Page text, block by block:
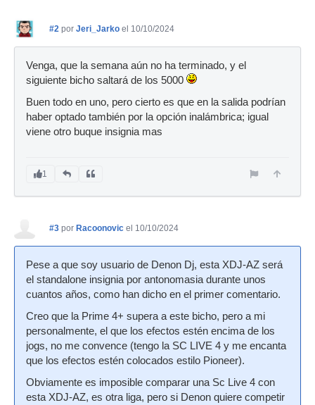
#2 por Jeri_Jarko el 10/10/2024
Venga, que la semana aún no ha terminado, y el
siguiente bicho saltará de los 5000
Buen todo en uno, pero cierto es que en la salida podrían
haber optado también por la opción inalámbrica; igual
viene otro buque insignia mas
1
#3 por Racoonovic el 10/10/2024
Pese a que soy usuario de Denon Dj, esta XDJ-AZ será
el standalone insignia por antonomasia durante unos
cuantos años, como han dicho en el primer comentario.
Creo que la Prime 4+ supera a este bicho, pero a mi
personalmente, el que los efectos estén encima de los
jogs, no me convence (tengo la SC LIVE 4 y me encanta
que los efectos estén colocados estilo Pioneer).
Obviamente es imposible comparar una Sc Live 4 con
esta XDJ-AZ, es otra liga, pero si Denon quiere competir